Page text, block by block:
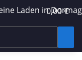
0,00 €